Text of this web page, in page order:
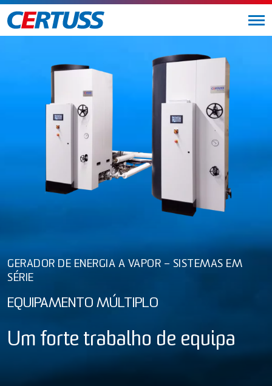
GERADOR DE ENERGIA A VAPOR – SISTEMAS EM
SÉRIE
EQUIPAMENTO MÚLTIPLO
Um forte trabalho de equipa